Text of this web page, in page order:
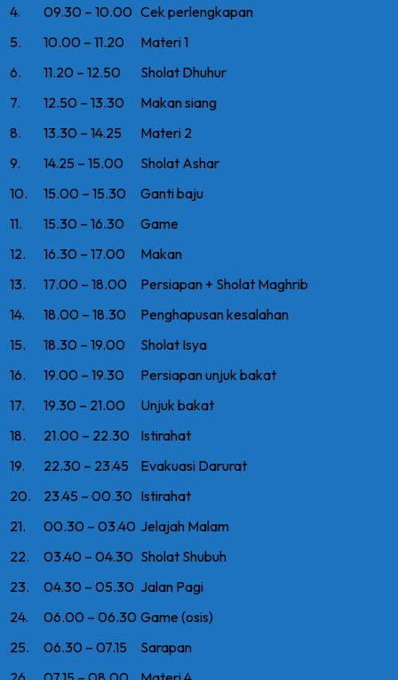
4.
09.30 – 10.00 Cek perlengkapan
5.
10.00 – 11.20
Materi 1
6.
11.20 – 12.50
Sholat Dhuhur
7.
12.50 – 13.30
Makan siang
8.
13.30 – 14.25
Materi 2
9.
14.25 – 15.00
Sholat Ashar
10.
15.00 – 15.30
Ganti baju
11.
15.30 – 16.30
Game
12.
16.30 – 17.00
Makan
13.
17.00 – 18.00
Persiapan + Sholat Maghrib
14.
18.00 – 18.30
Penghapusan kesalahan
15.
18.30 – 19.00
Sholat Isya
16.
19.00 – 19.30
Persiapan unjuk bakat
17.
19.30 – 21.00
Unjuk bakat
18.
21.00 – 22.30
Istirahat
19.
22.30 – 23.45
Evakuasi Darurat
20.
23.45 – 00.30 Istirahat
21.
00.30 – 03.40 Jelajah Malam
22.
03.40 – 04.30 Sholat Shubuh
23.
04.30 – 05.30 Jalan Pagi
24.
06.00 – 06.30 Game (osis)
25.
06.30 – 07.15
Sarapan